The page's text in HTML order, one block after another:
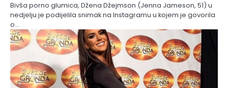
Bivša porno glumica, Džena Džejmson (Jenna Jameson, 51) u
nedjelju je podijelila snimak na Instagramu u kojem je govorila
o…